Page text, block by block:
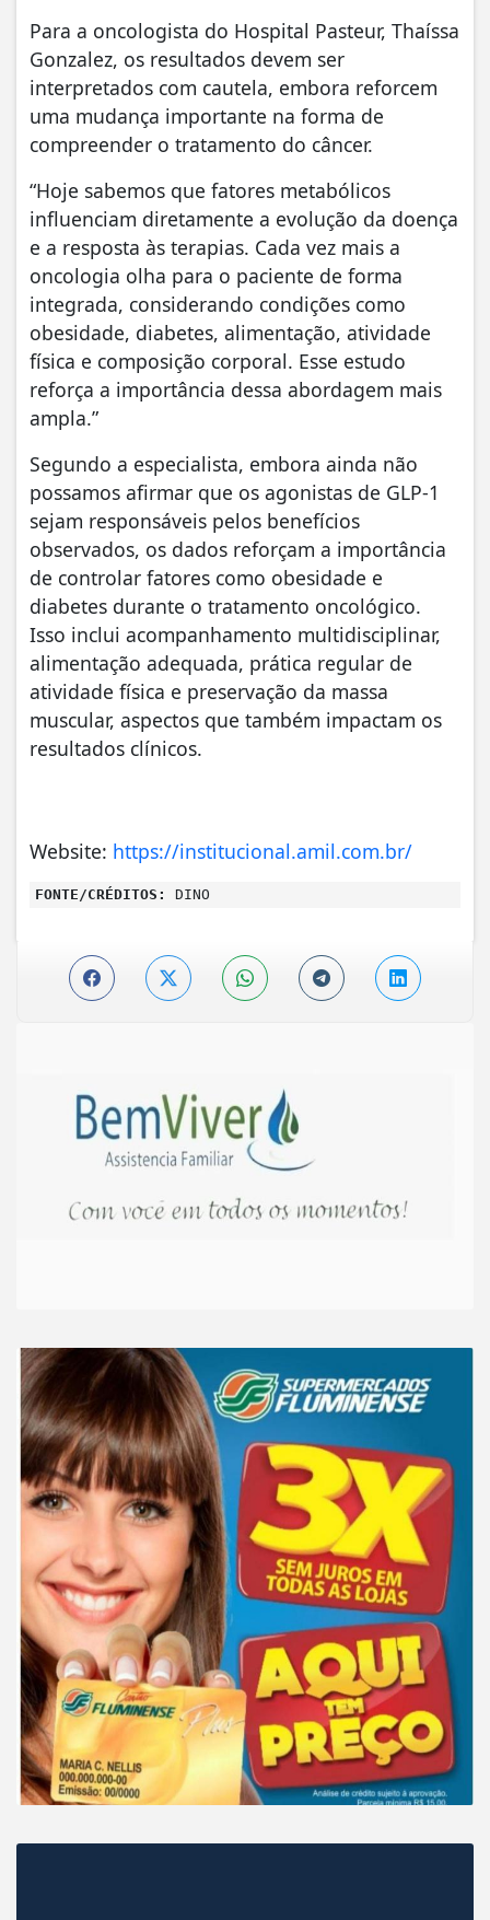
Para a oncologista do Hospital Pasteur, Thaíssa
Gonzalez, os resultados devem ser
interpretados com cautela, embora reforcem
uma mudança importante na forma de
compreender o tratamento do câncer.
“Hoje sabemos que fatores metabólicos
influenciam diretamente a evolução da doença
e a resposta às terapias. Cada vez mais a
oncologia olha para o paciente de forma
integrada, considerando condições como
obesidade, diabetes, alimentação, atividade
física e composição corporal. Esse estudo
reforça a importância dessa abordagem mais
ampla.”
Segundo a especialista, embora ainda não
possamos afirmar que os agonistas de GLP-1
sejam responsáveis pelos benefícios
observados, os dados reforçam a importância
de controlar fatores como obesidade e
diabetes durante o tratamento oncológico.
Isso inclui acompanhamento multidisciplinar,
alimentação adequada, prática regular de
atividade física e preservação da massa
muscular, aspectos que também impactam os
resultados clínicos.
Website: https://institucional.amil.com.br/
FONTE/CRÉDITOS: DINO